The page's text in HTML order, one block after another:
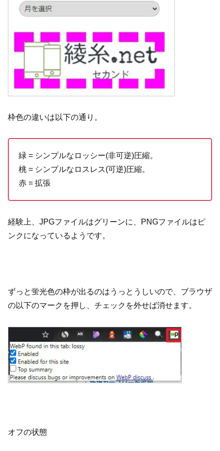
枠色の違いは以下の通り。
緑 = シンプルなロッシー(非可逆)圧縮。
桃 = シンプルなロスレス(可逆)圧縮。
赤 = 拡張
経験上、JPGファイルはグリーンに、PNGファイルはピ
ンクになっているようです。
ずっと蛍光色の枠が出るのはうっとうしいので、ブラウザ
の以下のマークを押し、チェックを外せば消せます。
オフの状態